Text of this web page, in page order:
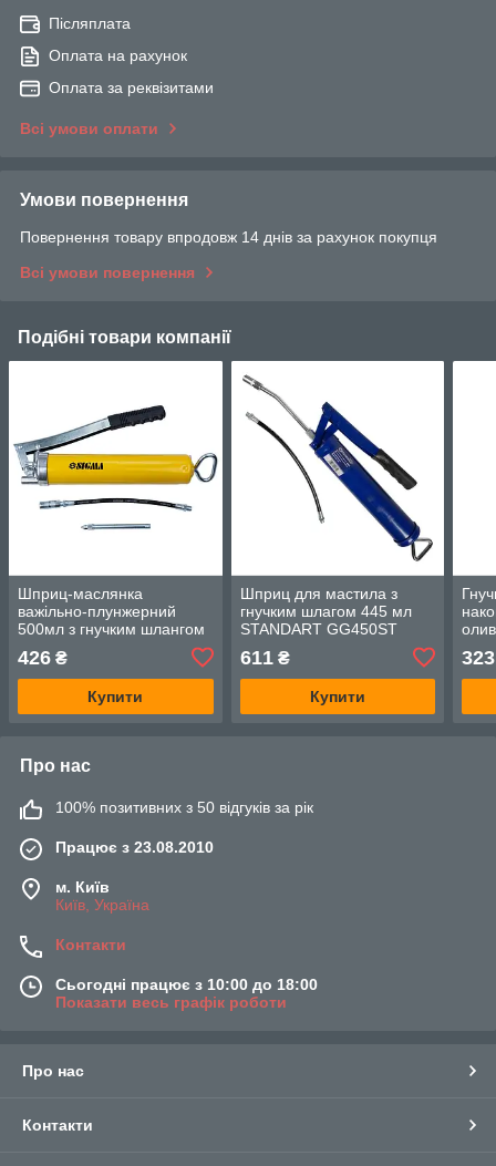
Післяплата
Оплата на рахунок
Оплата за реквізитами
Всі умови оплати
Умови повернення
Повернення товару впродовж 14 днів за рахунок покупця
Всі умови повернення
Подібні товари компанії
Шприц-маслянка
важільно-плунжерний
500мл з гнучким шлангом
426 ₴
Купити
Шприц для мастила з
гнучким шлагом 445 мл
STANDART GG450ST
611₴
Купити
323
Про нас
100% позитивних з 50 відгуків за рік
Працює з 23.08.2010
м. Київ
Київ, Україна
Контакти
Сьогодні працює з 10:00 до 18:00
Показати весь графік роботи
Про нас
Контакти